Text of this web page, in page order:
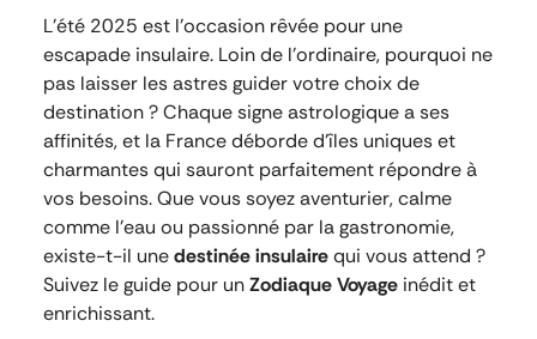
L’été 2025 est l’occasion rêvée pour une
escapade insulaire. Loin de l’ordinaire, pourquoi ne
pas laisser les astres guider votre choix de
destination ? Chaque signe astrologique a ses
affinités, et la France déborde d’îles uniques et
charmantes qui sauront parfaitement répondre à
vos besoins. Que vous soyez aventurier, calme
comme l’eau ou passionné par la gastronomie,
existe-t-il unedestinée insulairequi vous attend ?
Suivez le guide pour unZodiaque Voyageinédit et
enrichissant.